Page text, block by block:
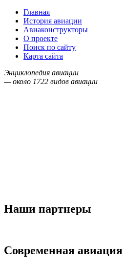
Главная
История авиации
Авиаконструкторы
О проекте
Поиск по сайту
Карта сайта
Энциклопедия авиации
— около 1722 видов авиации
Наши партнеры
Современная авиация